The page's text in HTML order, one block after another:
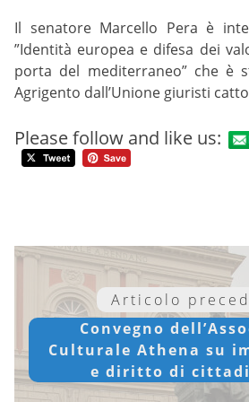
Il senatore Marcello Pera è
”Identità europea e difesa dei
porta del mediterraneo” che è
Agrigento dall’Unione giuristi
Please follow and like us:
Articolo
Convegno
Culturale Athena su
e diritto di